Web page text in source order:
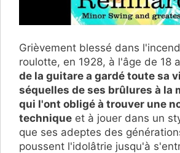
Grièvement blessé dans
roulotte, en 1928, à l'âge de 18
de la guitare a gardé toute sa
séquelles de ses brûlures à la
qui l'ont obligé à trouver une
technique et à jouer dans un
que ses adeptes des
poussent l'idolâtrie jusqu'à